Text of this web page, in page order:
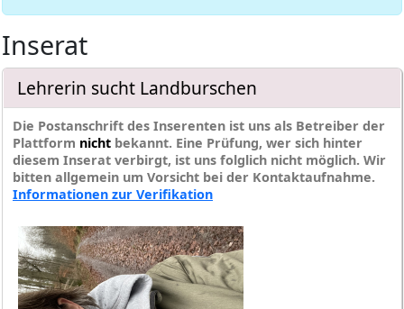
Inserat
Lehrerin sucht Landburschen
Die Postanschrift des Inserenten ist uns als Betreiber der
Plattform nicht bekannt. Eine Prüfung, wer sich hinter
diesem Inserat verbirgt, ist uns folglich nicht möglich. Wir
bitten allgemein um Vorsicht bei der Kontaktaufnahme.
Informationen zur Verifikation